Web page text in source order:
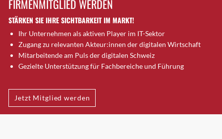
Brütten
Bubendorf
Bubikon
Buchs (SG)
Burgdorf
Bülach
Cazis
Cham
FIRMENMITGLIED WERDEN
STÄRKEN SIE IHRE SICHTBARKEIT IM MARKT!
Ihr Unternehmen als aktiven Player im IT-Sektor
Zugang zu relevanten Akteur:innen der digitalen Wirtschaft
Mitarbeitende am Puls der digitalen Schweiz
Gezielte Unterstützung für Fachbereiche und Führung
Jetzt Mitglied werden